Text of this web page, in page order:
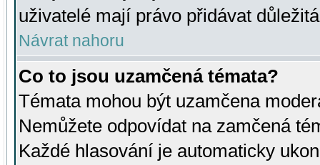
uživatelé mají právo přidávat
Návrat nahoru
Co to jsou uzamčená témata?
Témata mohou být uzamčena
Nemůžete odpovídat na zamčená
Každé hlasování je automaticky